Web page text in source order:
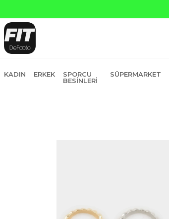
KADIN ERKEK
SPORCU
BESINLERI
SÜPERMARKET